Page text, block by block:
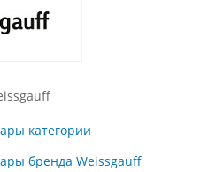
категории
бренда Weissgauff